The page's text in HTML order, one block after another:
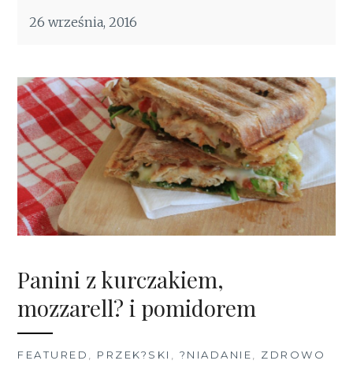
26 września, 2016
Panini z kurczakiem,
mozzarell? i pomidorem
FEATURED , PRZEK?SKI , ?NIADANIE, ZDROWO